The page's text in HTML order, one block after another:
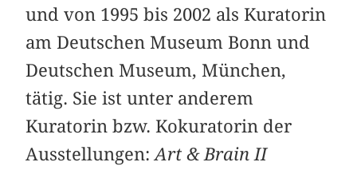
und von 1995 bis 2002 als Kuratorin
am Deutschen Museum Bonn und
Deutschen Museum, München,
tätig. Sie ist unter anderem
Kuratorin bzw. Kokuratorin der
Ausstellungen:Art & Brain II